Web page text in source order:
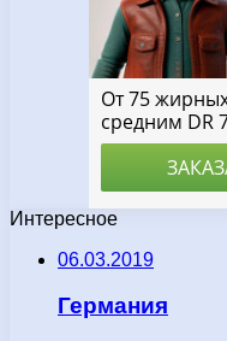
Интересное
06.03.2019
Германия